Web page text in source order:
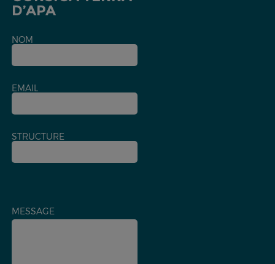
D’APA
NOM
EMAIL
STRUCTURE
MESSAGE